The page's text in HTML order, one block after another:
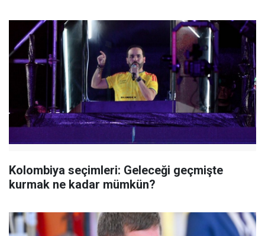
Kolombiya seçimleri: Geleceği geçmişte
kurmak ne kadar mümkün?